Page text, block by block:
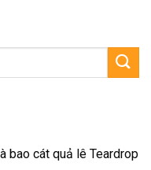
bao cát quả lê Teardrop